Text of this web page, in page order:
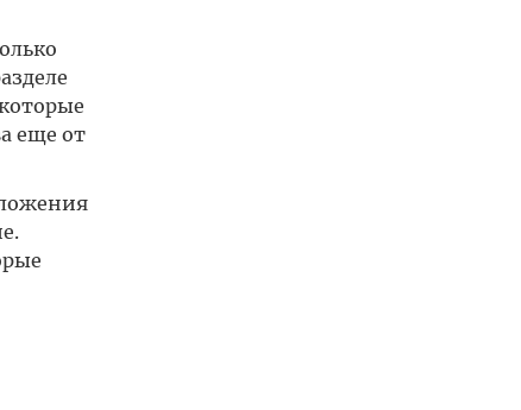
еще от